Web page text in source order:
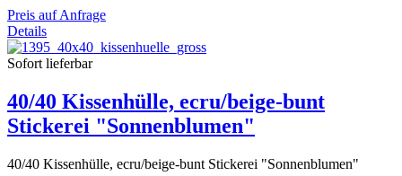
Preis auf Anfrage
Details
Sofort lieferbar
40/40 Kissenhülle, ecru/beige-bunt
Stickerei "Sonnenblumen"
40/40 Kissenhülle, ecru/beige-bunt Stickerei "Sonnenblumen"